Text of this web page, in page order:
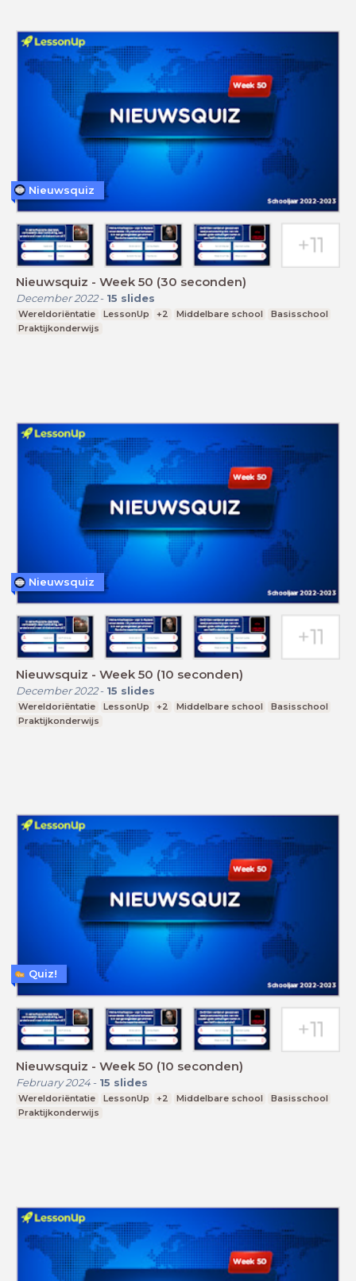
Nieuwsquiz - Week 50 (30 seconden)
December 2022- 15 slides
Wereldoriëntatie LessonUp +2 Middelbare school
Basisschool
Praktijkonderwijs
Nieuwsquiz
Nieuwsquiz - Week 50 (10 seconden)
December 2022- 15 slides
Wereldoriëntatie LessonUp +2 Middelbare school
Basisschool
Praktijkonderwijs
Nieuwsquiz
Nieuwsquiz - Week 50 (10 seconden)
February 2024- 15 slides
Wereldoriëntatie LessonUp +2 Middelbare school
Basisschool
Praktijkonderwijs
Quiz!